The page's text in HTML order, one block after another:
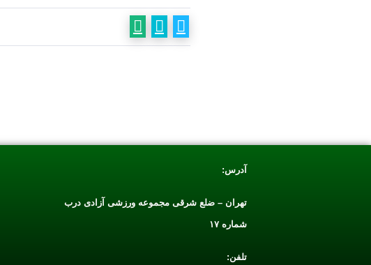
آدرس:
تهران – ضلع شرقی مجموعه ورزشی آزادی درب
شماره ۱۷
تلفن: